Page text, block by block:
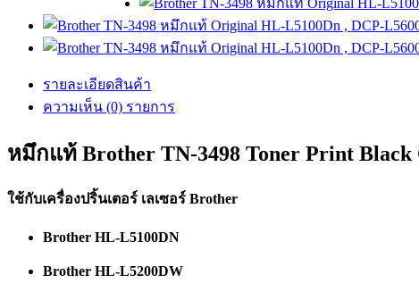
รายละเอียดสินค้า
ความเห็น (0) รายการ
หมึกแท้ Brother TN-3498 Toner Print Black
ใช้กับเครื่องปริ้นเตอร์ เลเซอร์ Brother
Brother HL-L5100DN
Brother HL-L5200DW